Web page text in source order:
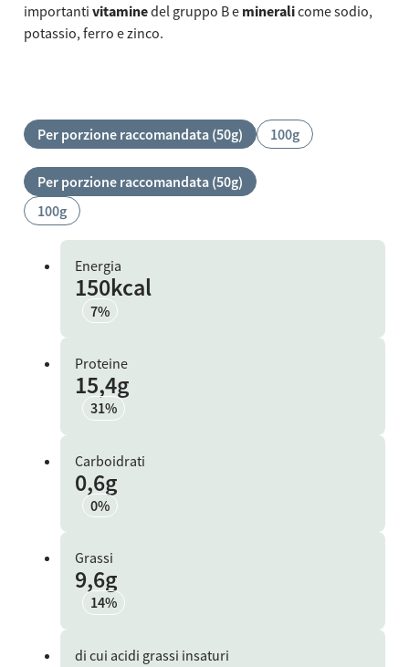
importanti vitaminedel gruppo B e mineralicome sodio,
potassio, ferro e zinco.
Per porzione raccomandata (50g)
100g
Per porzione raccomandata (50g)
100g
Energia
150kcal
7%
Proteine
15,4g
31%
Carboidrati
0,6g
0%
Grassi
9,6g
14%
di cui acidi grassi insaturi